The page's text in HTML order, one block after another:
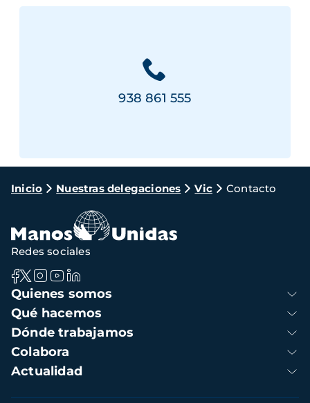
938 861 555
Ruta
navegación
Inicio Nuestras delegaciones Vic Contacto
Navegación
principal
Quienes somos
Qué hacemos
Dónde trabajamos
Colabora
Actualidad
Redes sociales